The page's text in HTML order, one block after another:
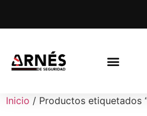
Inicio / Productos etiquetados